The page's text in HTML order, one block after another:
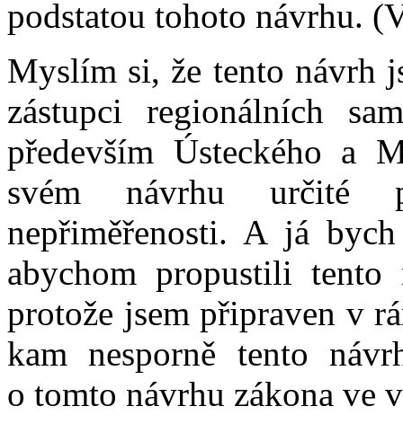
podstatou tohoto návrhu.
Myslím si, že tento návrh
zástupci regionálních
především Ústeckého a
svém návrhu určité
nepřiměřenosti. A já
abychom propustili
protože jsem připraven v
kam nesporně tento
o tomto návrhu zákona ve